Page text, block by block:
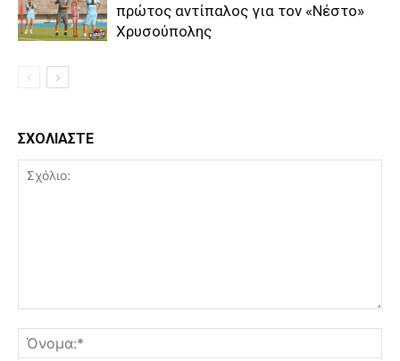
πρώτος αντίπαλος για τον «Νέστο»
Χρυσούπολης
ΣΧΟΛΙΑΣΤΕ